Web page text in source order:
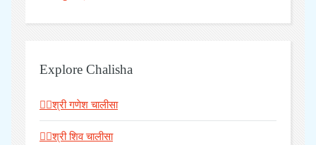
Explore Chalisha
🧘‍♀️श्री गणेश चालीसा
🧘‍♀️श्री शिव चालीसा